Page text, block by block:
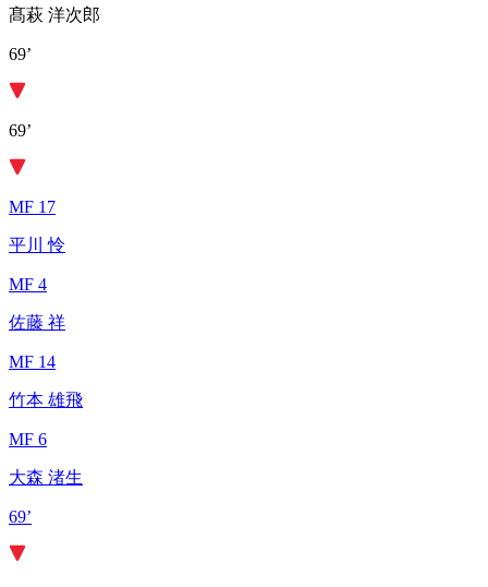
髙萩 洋次郎
69’
69’
MF 17
平川 怜
MF 4
佐藤 祥
MF 14
竹本 雄飛
MF 6
大森 渚生
69’